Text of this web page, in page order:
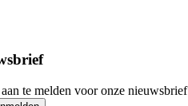
te melden voor onze nieuwsbrief